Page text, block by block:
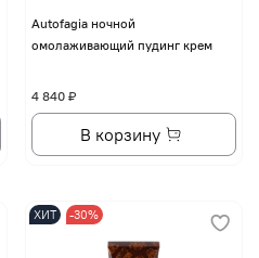
Autofagia ночной
омолаживающий пудинг крем
4 840 ₽
В корзину
ХИТ -30%